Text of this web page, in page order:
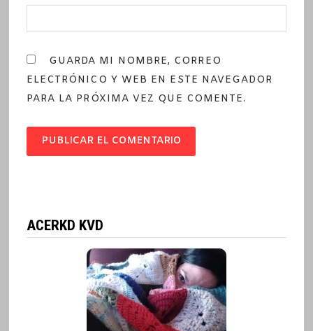
GUARDA MI NOMBRE, CORREO
ELECTRÓNICO Y WEB EN ESTE NAVEGADOR
PARA LA PRÓXIMA VEZ QUE COMENTE.
ACERKD KVD